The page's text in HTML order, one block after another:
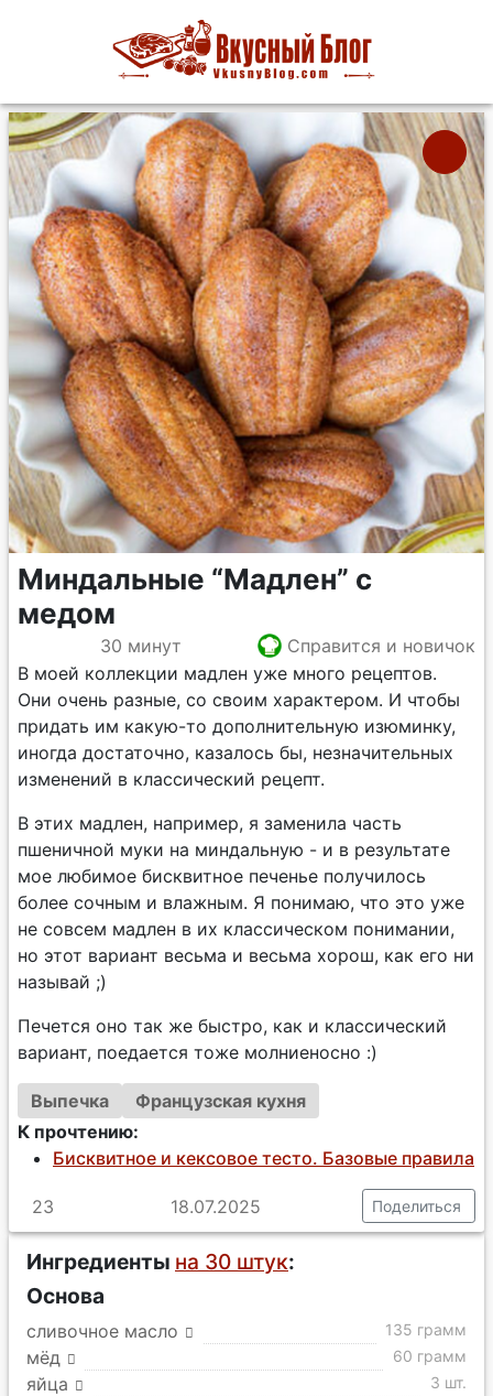
Миндальные “Мадлен” с
медом
30 минут
Справится и новичок
В моей коллекции мадлен уже много рецептов.
Они очень разные, со своим характером. И чтобы
придать им какую-то дополнительную изюминку,
иногда достаточно, казалось бы, незначительных
изменений в классический рецепт.
В этих мадлен, например, я заменила часть
пшеничной муки на миндальную - и в результате
мое любимое бисквитное печенье получилось
более сочным и влажным. Я понимаю, что это уже
не совсем мадлен в их классическом понимании,
но этот вариант весьма и весьма хорош, как его ни
называй ;)
Печется оно так же быстро, как и классический
вариант, поедается тоже молниеносно :)
Выпечка
Французская кухня
К прочтению:
Бисквитное и кексовое тесто. Базовые правила
23 18.07.2025 Поделиться
Ингредиенты на 30 штук:
Основа
сливочное масло 135 грамм
мёд 60 грамм
яйца 3 шт.